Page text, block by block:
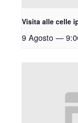
Visita alle celle
9 Agosto —